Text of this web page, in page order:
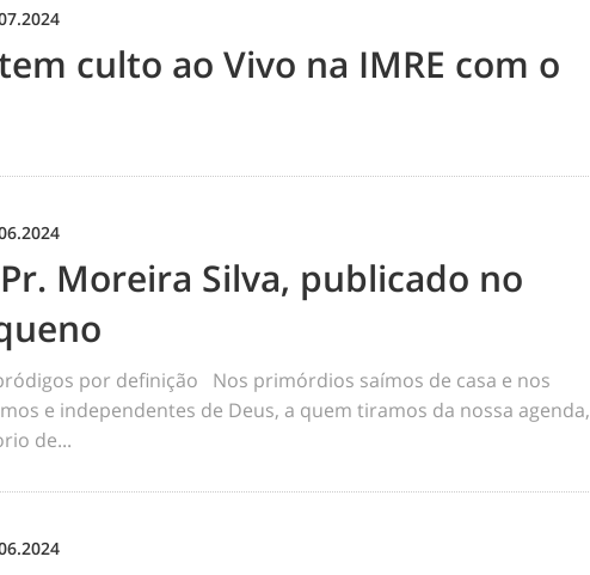
culto ao Vivo na IMRE com o
Moreira Silva, publicado no
por definição Nos primórdios saímos de casa e nos
e independentes de Deus, a quem tiramos da nossa agenda,
de...